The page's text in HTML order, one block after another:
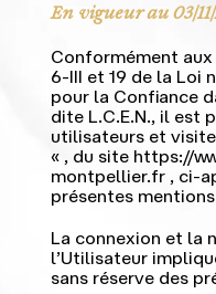
En vigueur au 03/
Conformément
6-III et 19 de la Loi
pour la Confiance
dite L.C.E.N., il est
utilisateurs et
« , du site https://
montpellier.fr , ci-
présentes
La connexion et la
l’Utilisateur
sans réserve des